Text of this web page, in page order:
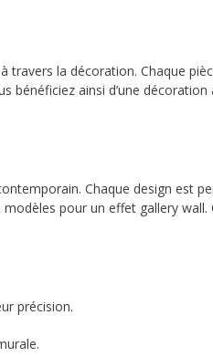
à travers la décoration. Chaque
bénéficiez ainsi d’une
Chaque design est
pour un effet gallery
précision.